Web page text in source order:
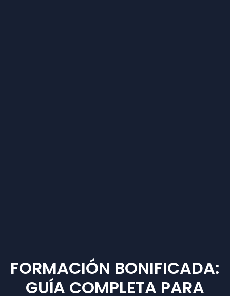
FORMACIÓN BONIFICADA:
GUÍA COMPLETA PARA